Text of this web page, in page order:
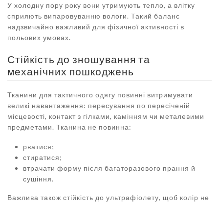
У холодну пору року вони утримують тепло, а влітку
сприяють випаровуванню вологи. Такий баланс
надзвичайно важливий для фізичної активності в
польових умовах.
Стійкість до зношування та
механічних пошкоджень
Тканини для тактичного одягу повинні витримувати
великі навантаження: пересування по пересіченій
місцевості, контакт з гілками, камінням чи металевими
предметами. Тканина не повинна:
рватися;
стиратися;
втрачати форму після багаторазового прання й
сушіння.
Важлива також стійкість до ультрафіолету, щоб колір не